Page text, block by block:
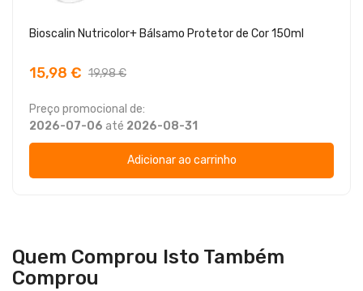
Bioscalin Nutricolor+ Bálsamo Protetor de Cor 150ml
15,98 € 19,98 €
Preço promocional de:
2026-07-06 até 2026-08-31
Adicionar ao carrinho
Quem Comprou Isto Também
Comprou